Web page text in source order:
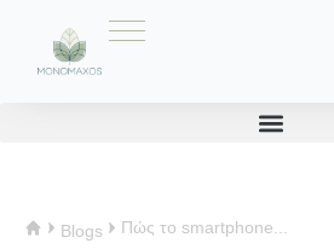
Blogs Πώς το smartphone...